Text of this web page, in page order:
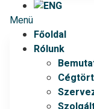
Menü
Főoldal
Rólunk